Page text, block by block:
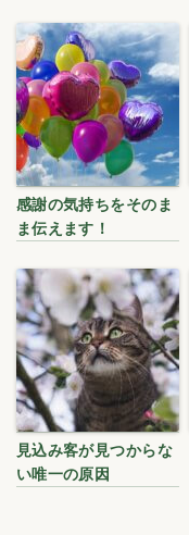
感謝の気持ちをそのま
ま伝えます！
見込み客が見つからな
い唯一の原因